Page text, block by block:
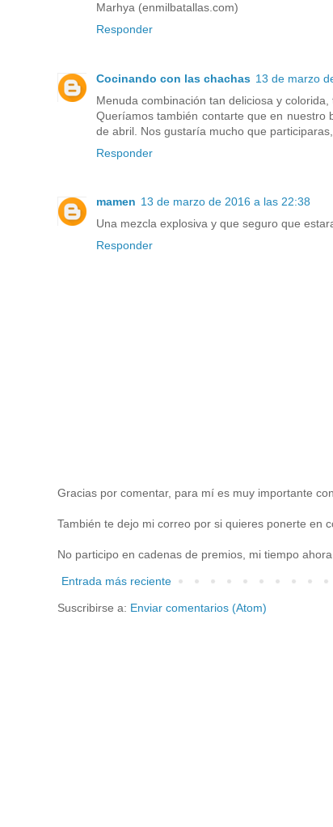
Marhya (enmilbatallas.com)
Responder
Cocinando con las chachas 13 de marzo
Menuda combinación tan deliciosa y
Queríamos también contarte que en nuestro
de abril. Nos gustaría mucho que
Responder
mamen 13 de marzo de 2016 a las 22:38
Una mezcla explosiva y que seguro que
Responder
Gracias por comentar, para mí es muy importante
También te dejo mi correo por si quieres ponerte en
No participo en cadenas de premios, mi tiempo ahora
Entrada más reciente
Suscribirse a: Enviar comentarios (Atom)